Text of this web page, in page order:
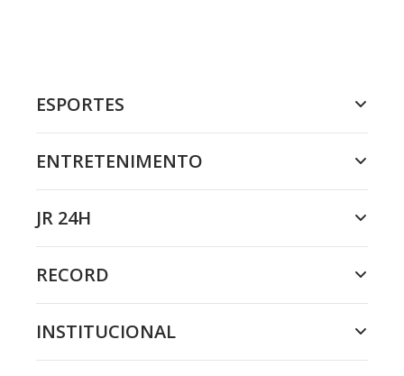
ESPORTES
ENTRETENIMENTO
JR 24H
RECORD
INSTITUCIONAL